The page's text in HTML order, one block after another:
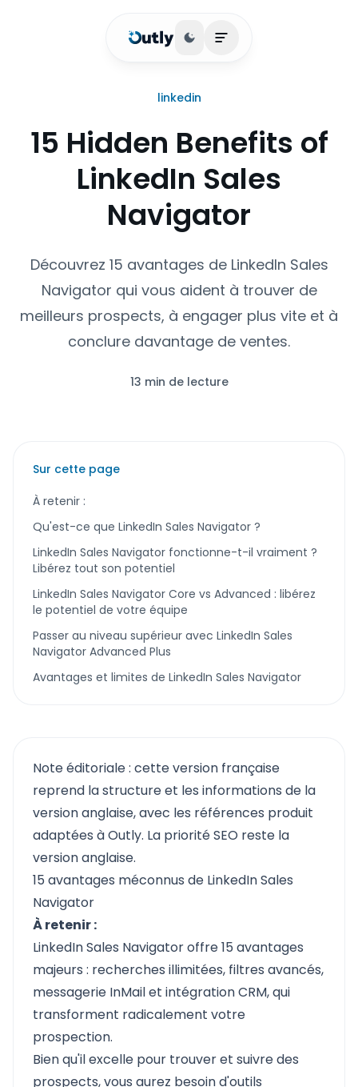
Basculer le thème
Ouvrir le menu
linkedin
15 Hidden Benefits of
LinkedIn Sales
Navigator
Découvrez 15 avantages de LinkedIn Sales
Navigator qui vous aident à trouver de
meilleurs prospects, à engager plus vite et à
conclure davantage de ventes.
13 min de lecture
Sur cette page
À retenir :
Qu'est-ce que LinkedIn Sales Navigator ?
LinkedIn Sales Navigator fonctionne-t-il vraiment ?
Libérez tout son potentiel
LinkedIn Sales Navigator Core vs Advanced : libérez
le potentiel de votre équipe
Passer au niveau supérieur avec LinkedIn Sales
Navigator Advanced Plus
Avantages et limites de LinkedIn Sales Navigator
Note éditoriale : cette version française
reprend la structure et les informations de la
version anglaise, avec les références produit
adaptées à Outly. La priorité SEO reste la
version anglaise.
15 avantages méconnus de LinkedIn Sales
Navigator
À retenir :
LinkedIn Sales Navigator offre 15 avantages
majeurs : recherches illimitées, filtres avancés,
messagerie InMail et intégration CRM, qui
transforment radicalement votre
prospection.
Bien qu'il excelle pour trouver et suivre des
prospects, vous aurez besoin d'outils